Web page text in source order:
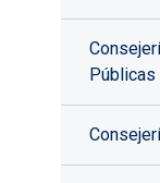
Públicas